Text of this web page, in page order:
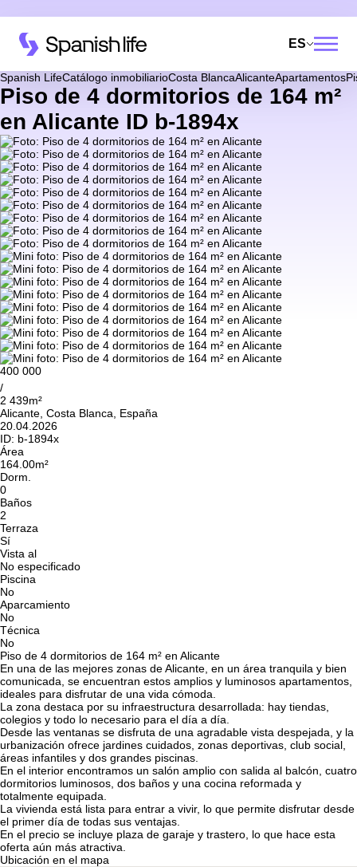
ES
Spanish LifeCatálogo inmobiliarioCosta BlancaAlicanteApartamentos
Piso de 4 dormitorios de 164 m²
en Alicante ID b-1894x
400 000
/
2 439m²
Alicante, Costa Blanca, España
20.04.2026
ID: b-1894x
Área
164.00m²
Dorm.
0
Baños
2
Terraza
Sí
Vista al
No especificado
Piscina
No
Aparcamiento
No
Técnica
No
Piso de 4 dormitorios de 164 m² en Alicante
En una de las mejores zonas de Alicante, en un área tranquila y bien
comunicada, se encuentran estos amplios y luminosos apartamentos,
ideales para disfrutar de una vida cómoda.
La zona destaca por su infraestructura desarrollada: hay tiendas,
colegios y todo lo necesario para el día a día.
Desde las ventanas se disfruta de una agradable vista despejada, y la
urbanización ofrece jardines cuidados, zonas deportivas, club social,
áreas infantiles y dos grandes piscinas.
En el interior encontramos un salón amplio con salida al balcón, cuatro
dormitorios luminosos, dos baños y una cocina reformada y
totalmente equipada.
La vivienda está lista para entrar a vivir, lo que permite disfrutar desde
el primer día de todas sus ventajas.
En el precio se incluye plaza de garaje y trastero, lo que hace esta
oferta aún más atractiva.
Ubicación en el mapa